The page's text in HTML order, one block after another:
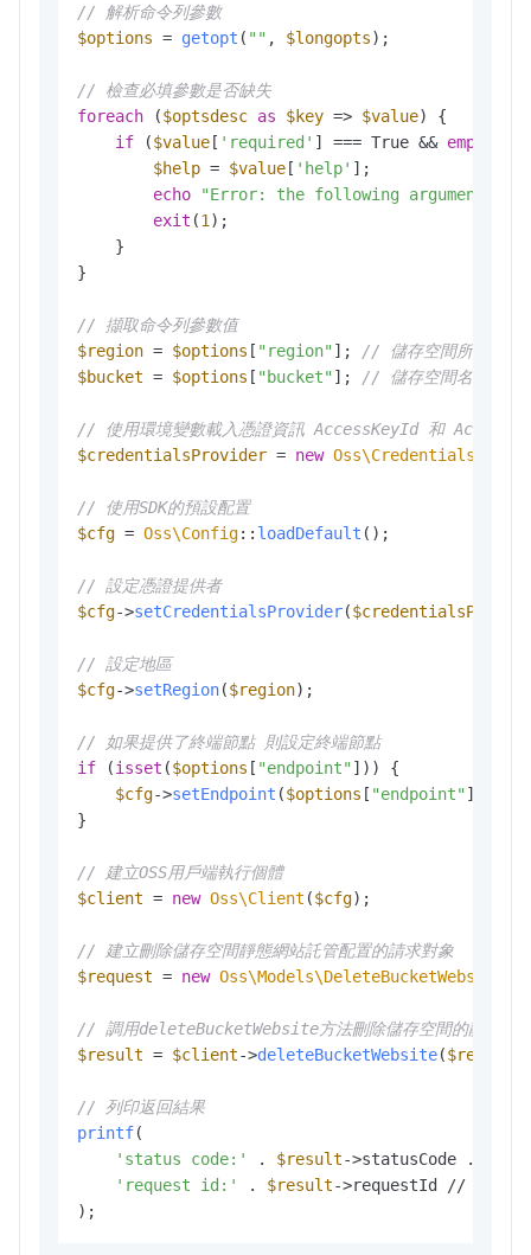
// 解析命令列參數
$options = getopt ( "" , $longopts);
// 檢查必填參數是否缺失
foreach ($optsdesc as $key => $value) {
if ($value [ 'required' ] === True && empty
$help = $value [ 'help' ];
echo
"Error: the following arguments
exit (1 );
    }
}
// 擷取命令列參數值
$region = $options [ "region" ];
// 儲存空間所在地區
$bucket = $options [ "bucket" ]; // 儲存空間名稱
// 使用環境變數載入憑證資訊 AccessKeyId 和
$credentialsProvider = new
// 使用SDK的預設配置
$cfg = Oss\Config:: loadDefault ();
// 設定憑證提供者
$cfg->setCredentialsProvider(
// 設定地區
$cfg->setRegion($region);
// 如果提供了終端節點 則設定終端節點
if (isset ($options [ "endpoint" ])) {
$cfg->setEndpoint ($options [ "endpoint" ]);
}
// 建立OSS用戶端執行個體
$client = new Oss\Client ($cfg);
// 建立刪除儲存空間靜態網站託管配置的請求對象
$request = new
// 調用deleteBucketWebsite方法刪除儲存空間的靜態網
$result = $client->deleteBucketWebsite($request
// 列印返回結果
printf(
'status code:'
. $result->statusCode .
'request id:'
. $result->requestId // 請求的